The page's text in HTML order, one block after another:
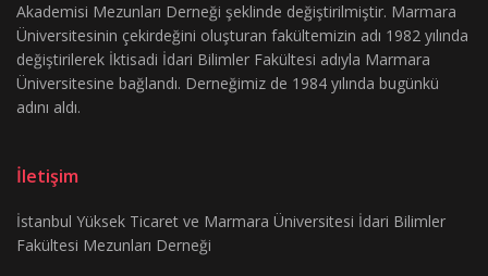
Akademisi Mezunları Derneği şeklinde değiştirilmiştir. Marmara
Üniversitesinin çekirdeğini oluşturan fakültemizin adı 1982 yılında
değiştirilerek İktisadi İdari Bilimler Fakültesi adıyla Marmara
Üniversitesine bağlandı. Derneğimiz de 1984 yılında bugünkü
adını aldı.
İletişim
İstanbul Yüksek Ticaret ve Marmara Üniversitesi İdari Bilimler
Fakültesi Mezunları Derneği